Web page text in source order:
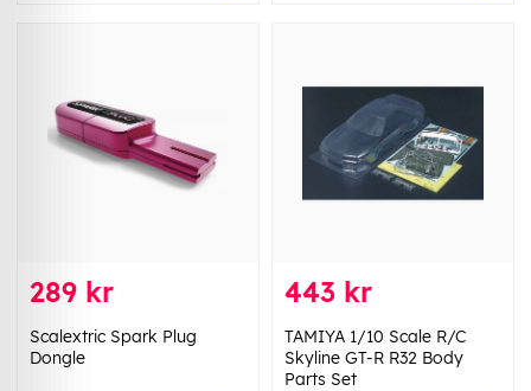
289 kr
Scalextric Spark Plug
Dongle
443 kr
TAMIYA 1/10 Scale R/C
Skyline GT-R R32 Body
Parts Set